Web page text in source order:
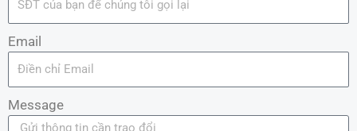
Email
Message